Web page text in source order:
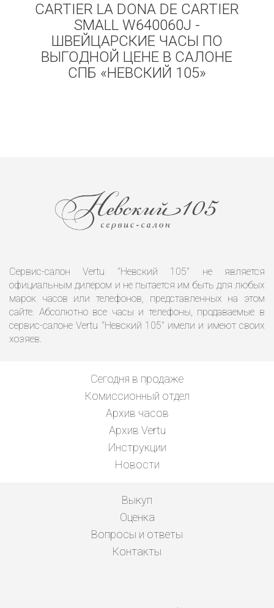
CARTIER LA DONA DE CARTIER
SMALL W640060J -
ШВЕЙЦАРСКИЕ ЧАСЫ ПО
ВЫГОДНОЙ ЦЕНЕ В САЛОНЕ
СПБ «НЕВСКИЙ 105»
Сервис-салон Vertu "Невский 105" не является
официальным дилером и не пытается им быть для любых
марок часов или телефонов, представленных на этом
сайте. Абсолютно все часы и телефоны, продаваемые в
сервис-салоне Vertu "Невский 105" имели и имеют своих
хозяев.
Сегодня в продаже
Комиссионный отдел
Архив часов
Архив Vertu
Инструкции
Новости
Выкуп
Оценка
Вопросы и ответы
Контакты